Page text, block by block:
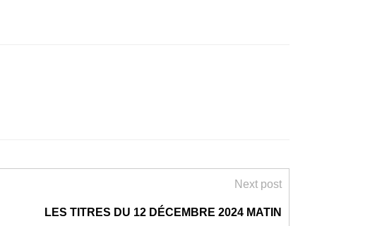
Next post
LES TITRES DU 12 DÉCEMBRE 2024 MATIN